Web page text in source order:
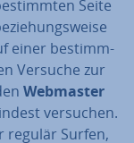
Seite
einer be­stimm­
Versuche zur
Webmaster
versuchen.
regulär Surfen,